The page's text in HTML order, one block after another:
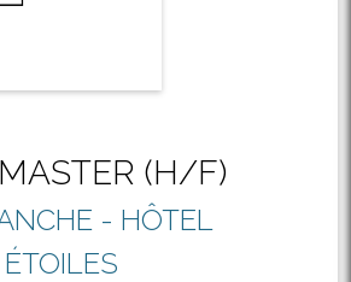
(H/F)
- HÔTEL